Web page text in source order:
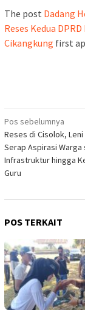
The post Dadang
Reses Kedua
Cikangkung first
Navigasi
pos
Pos sebelumnya
Reses di Cisolok, Leni
Serap Aspirasi Warga
Infrastruktur hingga
Guru
POS TERKAIT